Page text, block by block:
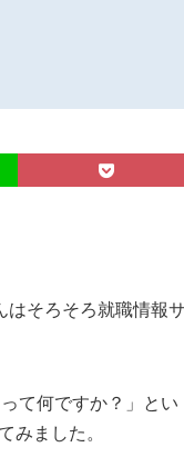
はそろそろ就職情報サ
て何ですか？」とい
みました。